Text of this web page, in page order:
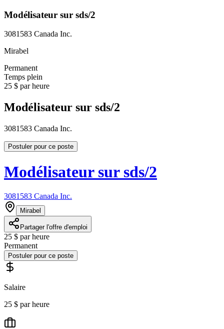
Modélisateur sur sds/2
3081583 Canada Inc.
Mirabel
Permanent
Temps plein
25 $ par heure
Modélisateur sur sds/2
3081583 Canada Inc.
Postuler pour ce poste
Modélisateur sur sds/2
3081583 Canada Inc.
Mirabel
Partager l'offre d'emploi
25 $ par heure
Permanent
Postuler pour ce poste
Salaire
25 $ par heure